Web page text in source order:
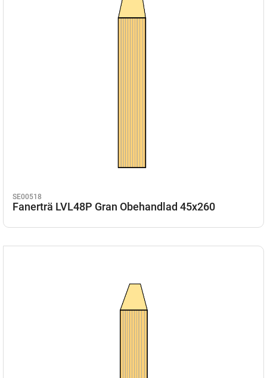
SE00518
Fanerträ LVL48P Gran Obehandlad 45x260